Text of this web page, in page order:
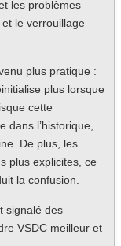
les problèmes
le verrouillage
plus pratique :
plus lorsque
cette
dans l’historique,
De plus, les
plus explicites, ce
la confusion.
signalé des
VSDC meilleur et